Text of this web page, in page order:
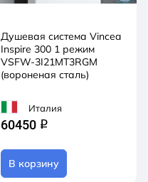
Душевая система Vincea
Inspire 300 1 режим
VSFW-3I21MT3RGM
(вороненая сталь)
Италия
60450 q
В корзину